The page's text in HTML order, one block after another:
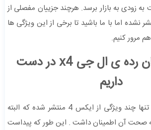
زودی به بازار برسد. هرچند جزییان مفصلی از
اما با ما باشید تا برخی از این ویژگی ها
مرور کنیم.
آن چه از میان رده ی ال جی x4 در دست
داریم
در میان منابع کره ای تنها چند ویژگی از ایکس 4 منتشر شده که البته
صحت آن اطمینان داشت . این طور که پیداست